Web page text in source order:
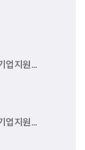
업 지원…
업 지원…